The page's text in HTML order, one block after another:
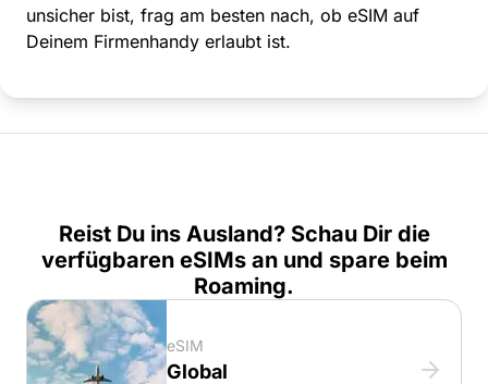
unsicher bist, frag am besten nach, ob eSIM auf
Deinem Firmenhandy erlaubt ist.
Reist Du ins Ausland? Schau Dir die
verfügbaren eSIMs an und spare beim
Roaming.
eSIM
Global